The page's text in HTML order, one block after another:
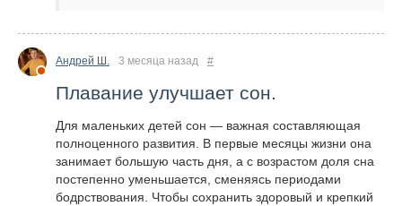
Андрей Ш. 3 месяца назад #
Плавание улучшает сон.
Для маленьких детей сон — важная составляющая
полноценного развития. В первые месяцы жизни она
занимает большую часть дня, а с возрастом доля сна
постепенно уменьшается, сменяясь периодами
бодрствования. Чтобы сохранить здоровый и крепкий